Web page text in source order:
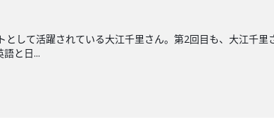
として活躍されている大江千里さん。第2回目も、大江千
語と日...